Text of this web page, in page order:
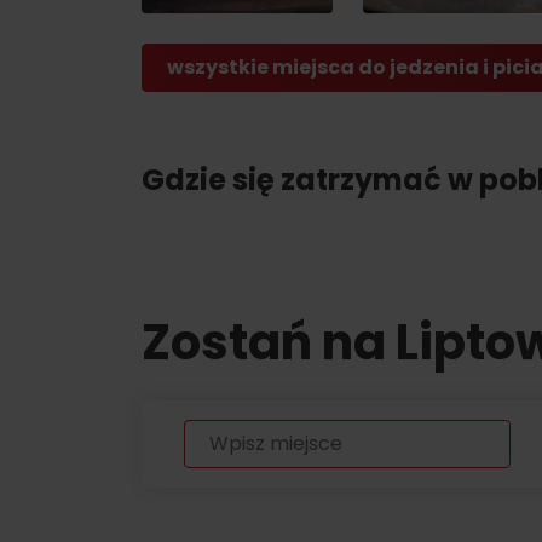
NAJLEPSZE ATRAKCJE
Potrzebujesz wypożyczyć narty lub
Lista produktów
regionalnych
O MARCE PRODUKTOWEJ LIPTOVA
wszystkie miejsca do jedzenia i picia
Gdzie się zatrzymać w
Zostań na